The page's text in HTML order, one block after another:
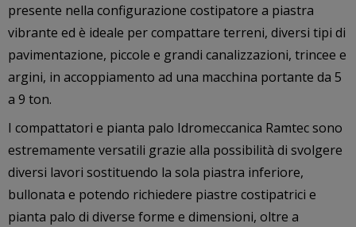
presente nella configurazione costipatore a piastra
vibrante ed è ideale per compattare terreni, diversi tipi di
pavimentazione, piccole e grandi canalizzazioni, trincee e
argini, in accoppiamento ad una macchina portante da 5
a 9 ton.
I compattatori e pianta palo Idromeccanica Ramtec sono
estremamente versatili grazie alla possibilità di svolgere
diversi lavori sostituendo la sola piastra inferiore,
bullonata e potendo richiedere piastre costipatrici e
pianta palo di diverse forme e dimensioni, oltre a